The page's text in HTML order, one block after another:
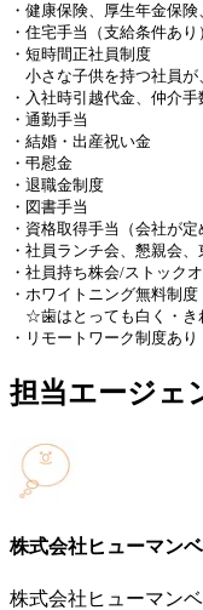
・健康保険、厚生年金保
・住宅手当（支給条件あり
・短時間正社員制度
小さな子供を持つ社員が
・入社時引越代金、仲介
・通勤手当
・結婚・出産祝い金
・弔慰金
・退職金制度
・図書手当
・資格取得手当（会社が定
・社員ランチ会、懇親会
・社員持ち株会/ストック
・ホワイトニング無料制度
☆歯はとっても白く・き
・リモートワーク制度あり
担当エージェ
株式会社ヒューマン
株式会社ヒューマン